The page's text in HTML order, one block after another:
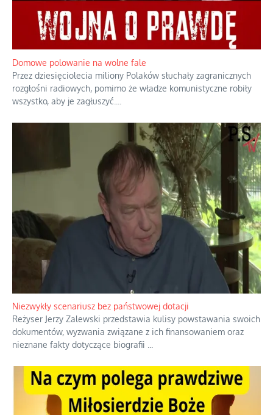
Domowe polowanie na wolne fale
Przez dziesięciolecia miliony Polaków słuchały zagranicznych
rozgłośni radiowych, pomimo że władze komunistyczne robiły
wszystko, aby je zagłuszyć.
Niezwykły scenariusz bez państwowej dotacji
Reżyser Jerzy Zalewski przedstawia kulisy powstawania swoich
dokumentów, wyzwania związane z ich finansowaniem oraz
nieznane fakty dotyczące biografii